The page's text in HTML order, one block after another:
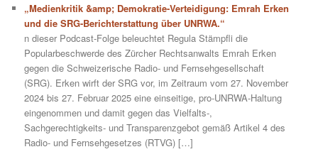
„Medienkritik &amp; Demokratie-Verteidigung: Emrah Erken
und die SRG-Berichterstattung über UNRWA.“
n dieser Podcast-Folge beleuchtet Regula Stämpfli die
Popularbeschwerde des Zürcher Rechtsanwalts Emrah Erken
gegen die Schweizerische Radio- und Fernsehgesellschaft
(SRG). Erken wirft der SRG vor, im Zeitraum vom 27. November
2024 bis 27. Februar 2025 eine einseitige, pro-UNRWA-Haltung
eingenommen und damit gegen das Vielfalts-,
Sachgerechtigkeits- und Transparenzgebot gemäß Artikel 4 des
Radio- und Fernsehgesetzes (RTVG) […]